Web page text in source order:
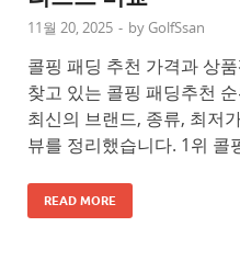
11월 20, 2025 - by GolfSsan
콜핑 패딩 추천 가격과 상
찾고 있는 콜핑 패딩추천
최신의 브랜드, 종류, 최저
뷰를 정리했습니다. 1위 콜
READ MORE